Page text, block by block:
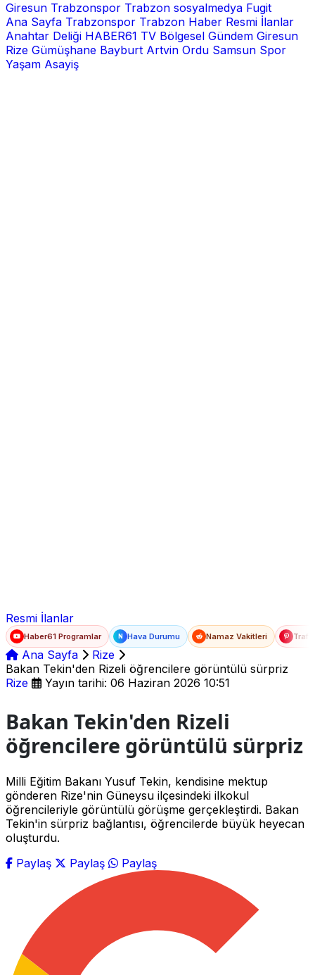
Giresun Trabzonspor Trabzon sosyalmedya Fugit
Ana Sayfa Trabzonspor Trabzon Haber Resmi İlanlar
Anahtar Deliği HABER61 TV Bölgesel Gündem Giresun
Rize Gümüşhane Bayburt Artvin Ordu Samsun Spor
Yaşam Asayiş
Resmi İlanlar
Haber61 Programlar N Hava Durumu Namaz Vakitleri
Ana Sayfa
Rize
Bakan Tekin'den Rizeli öğrencilere görüntülü sürpriz
Rize
Yayın tarihi: 06 Haziran 2026 10:51
Bakan Tekin'den Rizeli
öğrencilere görüntülü sürpriz
Milli Eğitim Bakanı Yusuf Tekin, kendisine mektup
gönderen Rize'nin Güneysu ilçesindeki ilkokul
öğrencileriyle görüntülü görüşme gerçekleştirdi. Bakan
Tekin'in sürpriz bağlantısı, öğrencilerde büyük heyecan
oluşturdu.
Paylaş
Paylaş Paylaş